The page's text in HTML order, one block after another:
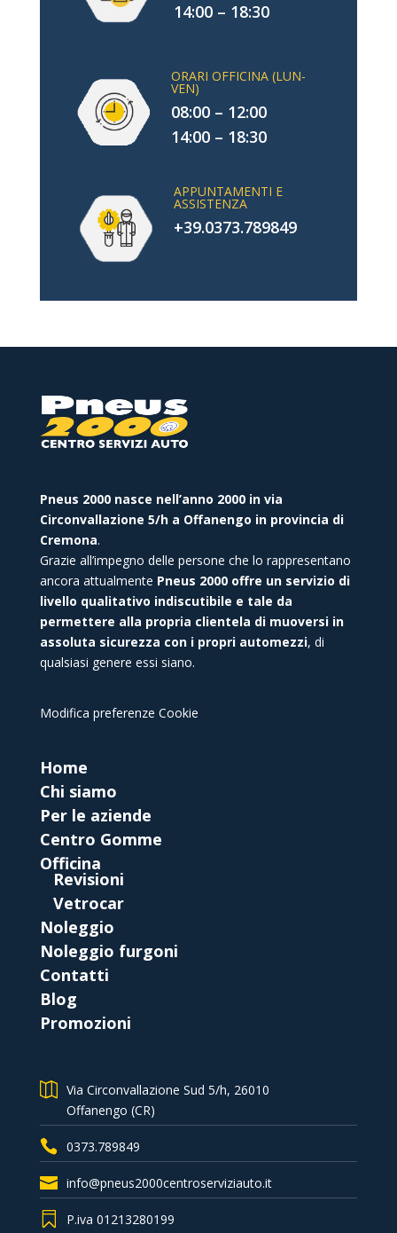
14:00 – 18:30
ORARI OFFICINA (LUN-
VEN)
08:00 – 12:00
14:00 – 18:30
APPUNTAMENTI E
ASSISTENZA
+39.0373.789849
Pneus 2000 nasce nell’anno 2000 in via
Circonvallazione 5/h a Offanengo in provincia di
Cremona.
Grazie all’impegno delle persone che lo rappresentano
ancora attualmente Pneus 2000 offre un servizio di
livello qualitativo indiscutibile e tale da
permettere alla propria clientela di muoversi in
assoluta sicurezza con i propri automezzi, di
qualsiasi genere essi siano.
Modifica preferenze Cookie
Home
Chi siamo
Per le aziende
Centro Gomme
Officina
Revisioni
Vetrocar
Noleggio
Noleggio furgoni
Contatti
Blog
Promozioni
Via Circonvallazione Sud 5/h, 26010
Offanengo (CR)
0373.789849
info@pneus2000centroserviziauto.it
P.iva 01213280199